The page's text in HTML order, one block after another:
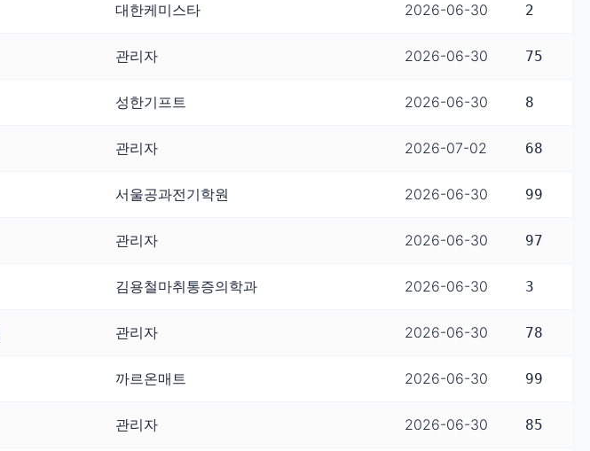
대한케미스타 2026-06-30 2
관리자 2026-06-30 75
성한기프트 2026-06-30 8
관리자 2026-07-02 68
서울공과전기학원 2026-06-30 99
관리자 2026-06-30 97
김용철마취통증의학과 2026-06-30 3
관리자 2026-06-30 78
까르온매트 2026-06-30 99
관리자 2026-06-30 85